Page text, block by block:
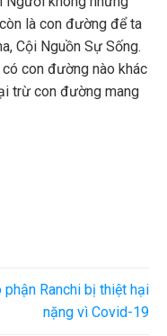
là con đường để ta
Cội Nguồn Sự Sống.
con đường nào khác
trừ con đường mang
phận Ranchi bị thiệt hại
nặng vì Covid-19